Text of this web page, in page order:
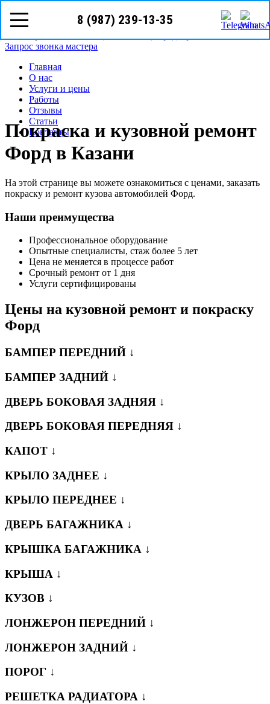
8 (987)
Казань, Бурхана Шахиди, 9в
Запрос звонка мастера
Главная
О нас
Услуги и цены
Работы
Отзывы
Статьи
Контакты
Покраска и кузовной ремонт
Форд в Казани
На этой странице вы можете ознакомиться с ценами, заказать
покраску и ремонт кузова автомобилей Форд.
Наши преимущества
Профессиональное оборудование
Опытные специалисты, стаж более 5 лет
Цена не меняется в процессе работ
Срочный ремонт от 1 дня
Услуги сертифицированы
Цены на кузовной ремонт и покраску
Форд
БАМПЕР ПЕРЕДНИЙ ↓
БАМПЕР ЗАДНИЙ ↓
ДВЕРЬ БОКОВАЯ ЗАДНЯЯ ↓
ДВЕРЬ БОКОВАЯ ПЕРЕДНЯЯ ↓
КАПОТ ↓
КРЫЛО ЗАДНЕЕ ↓
КРЫЛО ПЕРЕДНЕЕ ↓
ДВЕРЬ БАГАЖНИКА ↓
КРЫШКА БАГАЖНИКА ↓
КРЫША ↓
КУЗОВ ↓
ЛОНЖЕРОН ПЕРЕДНИЙ ↓
ЛОНЖЕРОН ЗАДНИЙ ↓
ПОРОГ ↓
РЕШЕТКА РАДИАТОРА ↓
8 (987) 239-13-35